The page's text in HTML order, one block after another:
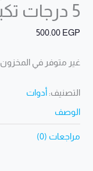
5 درجات تكبير مختلفة
500.00 EGP
غير متوفر في المخزون
التصنيف: أدوات
الوصف
مراجعات (0)